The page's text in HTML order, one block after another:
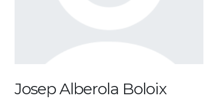
Josep Alberola Boloix